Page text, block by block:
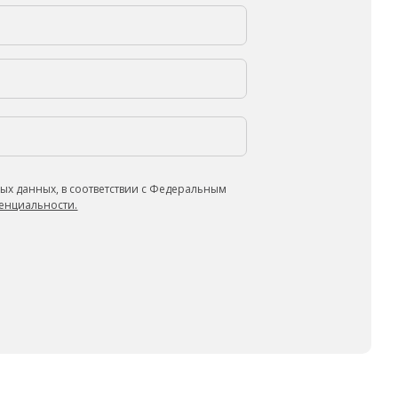
данных, в соответствии с Федеральным